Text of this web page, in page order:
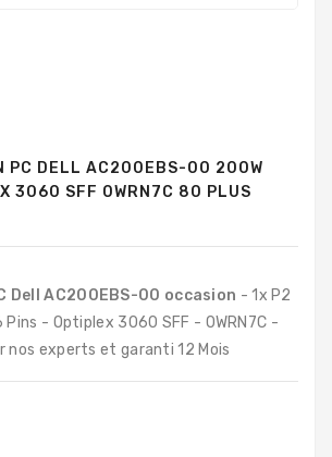
PC DELL AC200EBS-00 200W
3060 SFF 0WRN7C 80 PLUS
Dell AC200EBS-00 occasion - 1x P2
Pins - Optiplex 3060 SFF - 0WRN7C -
nos experts et garanti 12 Mois